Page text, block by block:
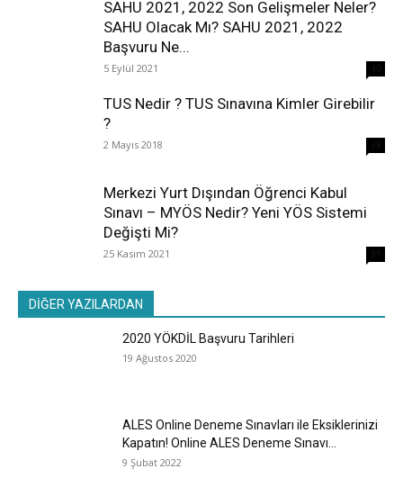
SAHU 2021, 2022 Son Gelişmeler Neler?
SAHU Olacak Mı? SAHU 2021, 2022
Başvuru Ne...
5 Eylül 2021
TUS Nedir ? TUS Sınavına Kimler Girebilir
?
2 Mayıs 2018
Merkezi Yurt Dışından Öğrenci Kabul
Sınavı – MYÖS Nedir? Yeni YÖS Sistemi
Değişti Mi?
25 Kasım 2021
DİĞER YAZILARDAN
2020 YÖKDİL Başvuru Tarihleri
19 Ağustos 2020
ALES Online Deneme Sınavları ile Eksiklerinizi
Kapatın! Online ALES Deneme Sınavı...
9 Şubat 2022